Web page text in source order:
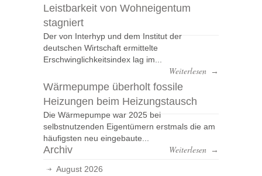
Leistbarkeit von Wohneigentum
stagniert
Der von Interhyp und dem Institut der
deutschen Wirtschaft ermittelte
Erschwinglichkeitsindex lag im...
Weiterlesen →
Wärmepumpe überholt fossile
Heizungen beim Heizungstausch
Die Wärmepumpe war 2025 bei
selbstnutzenden Eigentümern erstmals die am
häufigsten neu eingebaute...
Weiterlesen →
Archiv
August 2026